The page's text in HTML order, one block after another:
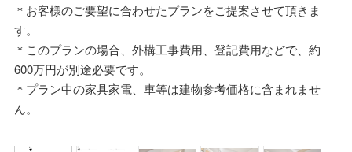
＊お客様のご要望に合わせたプランをご提案させて頂きま
す。
＊このプランの場合、外構工事費用、登記費用などで、約
600万円が別途必要です。
＊プラン中の家具家電、車等は建物参考価格に含まれませ
ん。